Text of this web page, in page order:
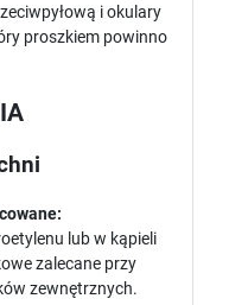
i okulary
proszkiem powinno
lub w kąpieli
zalecane przy
zewnętrznych.